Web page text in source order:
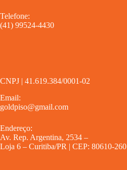
Telefone:
(41) 99524-4430
CNPJ | 41.619.384/0001-02
Email:
goldpiso@gmail.com
Endereço:
Av. Rep. Argentina, 2534 –
Loja 6 – Curitiba/PR | CEP: 80610-260